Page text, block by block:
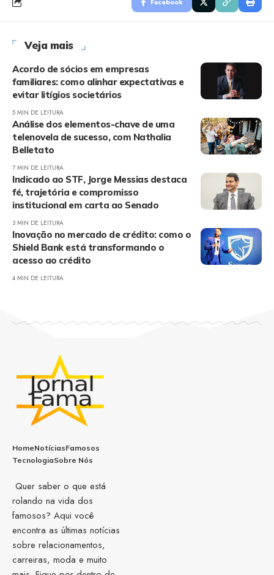
Veja mais
Acordo de sócios em empresas
familiares: como alinhar expectativas e
evitar litígios societários
5 MIN DE LEITURA
Análise dos elementos-chave de uma
telenovela de sucesso, com Nathalia
Belletato
7 MIN DE LEITURA
Indicado ao STF, Jorge Messias destaca
fé, trajetória e compromisso
institucional em carta ao Senado
3 MIN DE LEITURA
Inovação no mercado de crédito: como o
Shield Bank está transformando o
acesso ao crédito
4 MIN DE LEITURA
HomeNotíciasFamosos
TecnologiaSobre Nós
Quer saber o que está
rolando na vida dos
famosos? Aqui você
encontra as últimas notícias
sobre relacionamentos,
carreiras, moda e muito